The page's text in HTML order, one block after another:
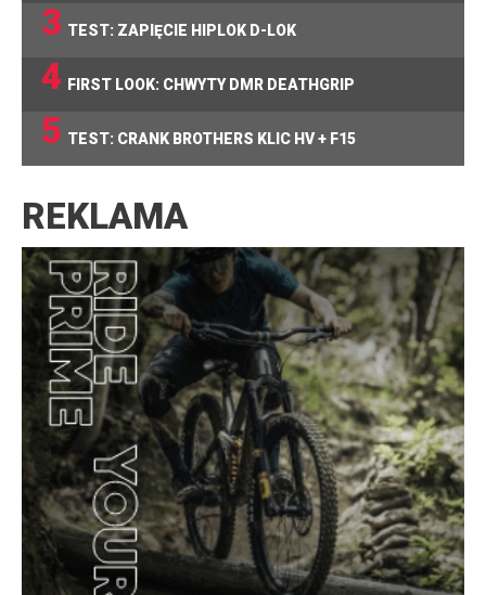
3 TEST: ZAPIĘCIE HIPLOK D-LOK
4 FIRST LOOK: CHWYTY DMR DEATHGRIP
5 TEST: CRANK BROTHERS KLIC HV + F15
REKLAMA